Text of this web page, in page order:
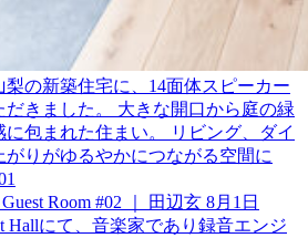
梨の新築住宅に、14面体スピーカー
だきました。 大きな開口から庭の緑
に包まれた住まい。 リビング、ダイ
がりがゆるやかにつながる空間に
Room #02 ｜ 田辺玄 8月1日
Hallにて、音楽家であり録音エンジ